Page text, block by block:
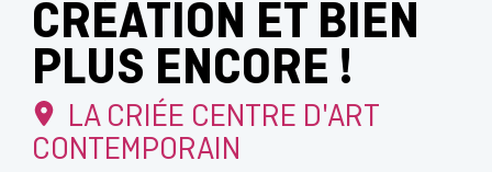
CRÉATION ET BIEN
PLUS ENCORE !
LA CRIÉE CENTRE D'ART
CONTEMPORAIN